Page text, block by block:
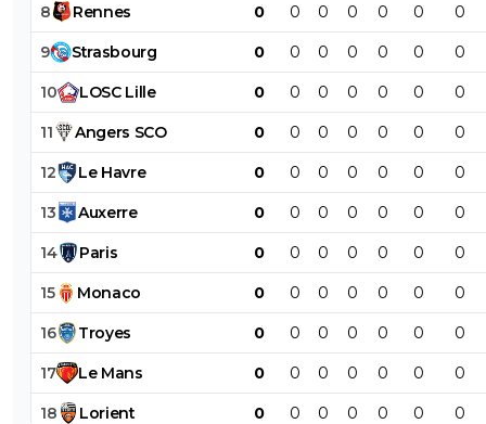
8 Rennes 0 0 0 0 0 0 0
9 Strasbourg 0 0 0 0 0 0 0
10 LOSC Lille 0 0 0 0 0 0 0
11 Angers SCO 0 0 0 0 0 0 0
12 Le Havre 0 0 0 0 0 0 0
13 Auxerre 0 0 0 0 0 0 0
14 Paris 0 0 0 0 0 0 0
15 Monaco 0 0 0 0 0 0 0
16 Troyes 0 0 0 0 0 0 0
17 Le Mans 0 0 0 0 0 0 0
18 Lorient 0 0 0 0 0 0 0